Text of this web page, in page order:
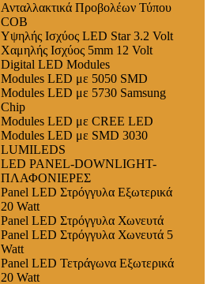
Ανταλλακτικά Προβολέων Τύπου
COB
Υψηλής Ισχύος LED Star 3.2 Volt
Χαμηλής Ισχύος 5mm 12 Volt
Digital LED Modules
Modules LED με 5050 SMD
Modules LED με 5730 Samsung
Chip
Modules LED με CREE LED
Modules LED με SMD 3030
LUMILEDS
LED PANEL-DOWNLIGHT-
ΠΛΑΦΟΝΙΕΡΕΣ
Panel LED Στρόγγυλα Εξωτερικά
20 Watt
Panel LED Στρόγγυλα Χωνευτά
Panel LED Στρόγγυλα Χωνευτά 5
Watt
Panel LED Τετράγωνα Εξωτερικά
20 Watt